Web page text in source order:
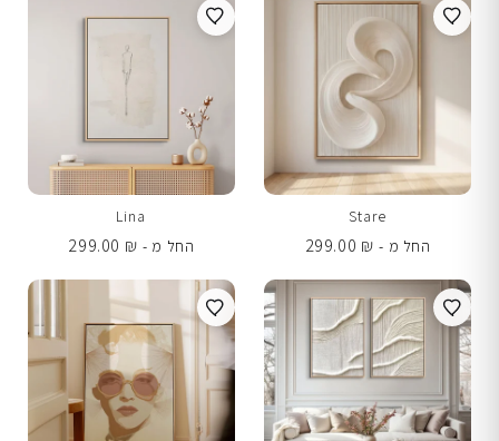
Stare
החל מ -
299.00 ₪
Lina
החל מ -
299.00 ₪